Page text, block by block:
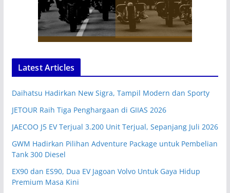
Latest Articles
Daihatsu Hadirkan New Sigra, Tampil Modern dan Sporty
JETOUR Raih Tiga Penghargaan di GIIAS 2026
JAECOO J5 EV Terjual 3.200 Unit Terjual, Sepanjang Juli 2026
GWM Hadirkan Pilihan Adventure Package untuk Pembelian
Tank 300 Diesel
EX90 dan ES90, Dua EV Jagoan Volvo Untuk Gaya Hidup
Premium Masa Kini